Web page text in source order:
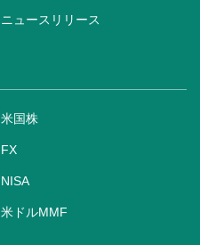
ニュースリリース
米国株
FX
NISA
米ドルMMF